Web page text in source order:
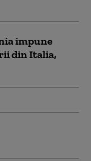
impune
din Italia,